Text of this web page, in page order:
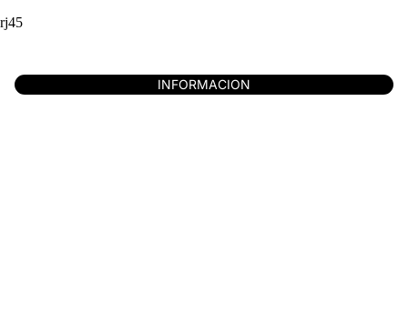
rj45
INFORMACION